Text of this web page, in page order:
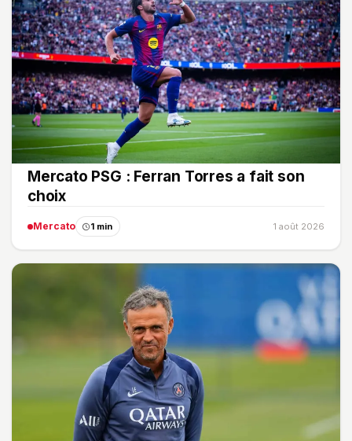
Mercato PSG : Ferran Torres a fait son
choix
Mercato 1 min 1 août 2026